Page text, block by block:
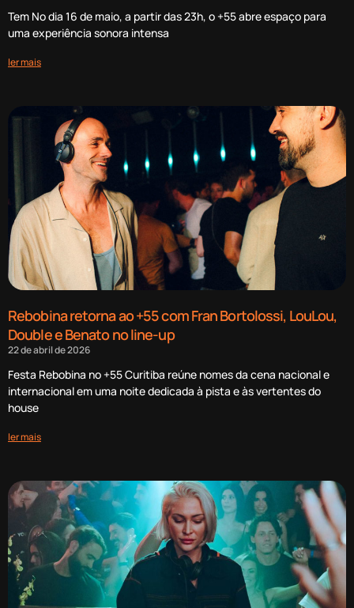
Tem No dia 16 de maio, a partir das 23h, o +55 abre espaço para
uma experiência sonora intensa
ler mais
Rebobina retorna ao +55 com Fran Bortolossi, LouLou,
Double e Benato no line-up
22 de abril de 2026
Festa Rebobina no +55 Curitiba reúne nomes da cena nacional e
internacional em uma noite dedicada à pista e às vertentes do
house
ler mais